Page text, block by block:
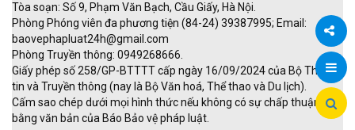
Chia
Tòa soạn: Số 9, Phạm Văn Bạch, Cầu Giấy, Hà Nội.
Phòng Phóng viên đa phương tiện (84-24) 39387995; Email:
baovephapluat24h@gmail.com
Phòng Truyền thông: 0949268666.
Giấy phép số 258/GP-BTTTT cấp ngày 16/09/2024 của Bộ Thông
tin và Truyền thông (nay là Bộ Văn hoá, Thể thao và Du lịch).
Cấm sao chép dưới mọi hình thức nếu không có sự chấp thuận
bằng văn bản của Báo Bảo vệ pháp luật.